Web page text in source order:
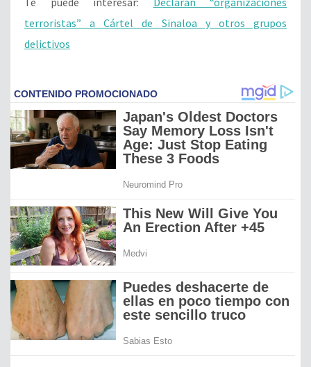
terroristas” a Cártel de Sinaloa y otros grupos
delictivos